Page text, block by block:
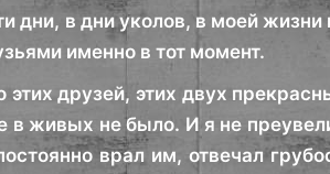
дни, в дни уколов, в моей жизни
именно в тот момент.
этих друзей, этих двух
в живых не было. И я не
врал им, отвечал